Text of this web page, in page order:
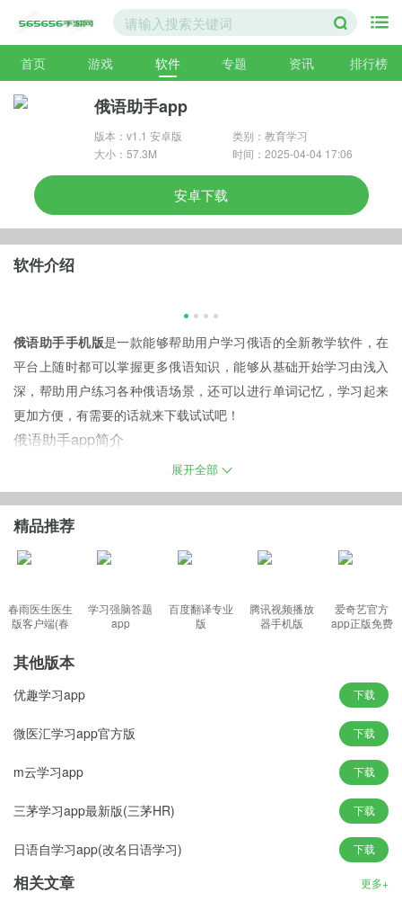
首页 游戏 软件 专题 资讯 排行榜
俄语助手app
版本：v1.1 安卓版
类别：教育学习
大小：57.3M
时间：2025-04-04 17:06
安卓下载
软件介绍
俄语助手手机版是一款能够帮助用户学习俄语的全新教学软件，在
平台上随时都可以掌握更多俄语知识，能够从基础开始学习由浅入
深，帮助用户练习各种俄语场景，还可以进行单词记忆，学习起来
更加方便，有需要的话就来下载试试吧！
俄语助手app简介
优质靠谱的线上俄语翻译应用工具app，通过常见的俄语学习场景，
入门到精通，高速高效，不做多余的思考。完全真人语音，配套多
本权威字典，和常用词库。
俄语助手安卓版特色
2、用户在线知晓不同的学习信息，了解各类最全的内容也会非常的
高效。
3、及时的在线掌握各类不同的知识，包括的学习信息非常的便利。
俄语助手官方功能
-您可以免费使用平台提供的俄语教学资料，随时在线学习。
-内容丰富、资料齐全、希望用户能喜欢。
-希望你给我们提供宝贵意见，让我们做出更好的学习俄语助手。
软件说明
1、更新的短视频内容还是非常多的，每天的课程都能比较直观的去
展开全部
精品推荐
春雨医生医生
版客户端(春
学习强脑答题
app
百度翻译专业
版
腾讯视频播放
器手机版
爱奇艺官方
app正版免费
其他版本
优趣学习app 下载
微医汇学习app官方版 下载
m云学习app 下载
三茅学习app最新版(三茅HR) 下载
日语自学习app(改名日语学习) 下载
相关文章 更多+